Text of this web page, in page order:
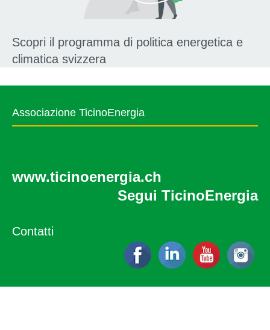
Scopri il programma di politica energetica e
climatica svizzera
Associazione TicinoEnergia‍
www.ticinoenergia.ch‍
Segui TicinoEnergia‍
Contatti